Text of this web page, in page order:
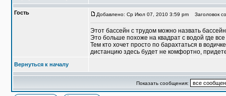
Гость Добавлено: Ср Июл 07, 2010 3:59 pm Заголовок
Этот бассейн с трудом можно назвать
Это больше похоже на квадрат с водой где
Тем кто хочет просто по барахтаться в
дистанцию здесь будет не комфортно,
Вернуться к началу
Показать сообщения: